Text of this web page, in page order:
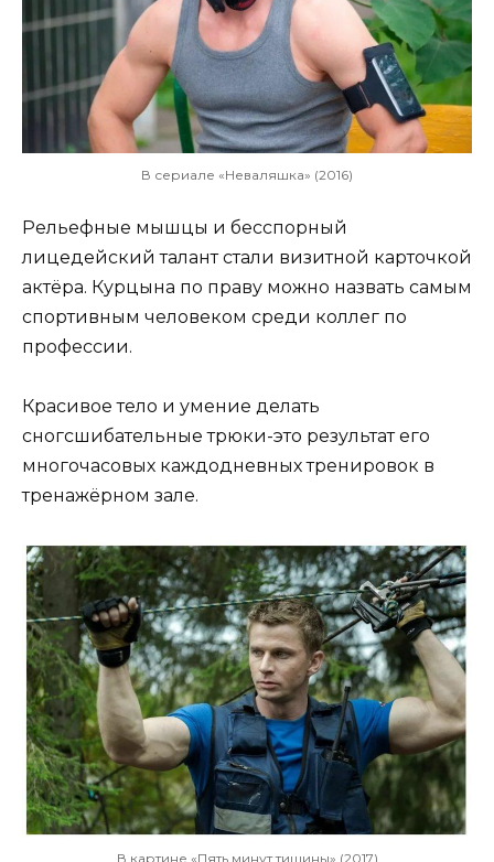
В сериале «Неваляшка» (2016)
Рельефные мышцы и бесспорный
лицедейский талант стали визитной карточкой
актёра. Курцына по праву можно назвать самым
спортивным человеком среди коллег по
профессии.
Красивое тело и умение делать
сногсшибательные трюки-это результат его
многочасовых каждодневных тренировок в
тренажёрном зале.
В картине «Пять минут тишины» (2017)